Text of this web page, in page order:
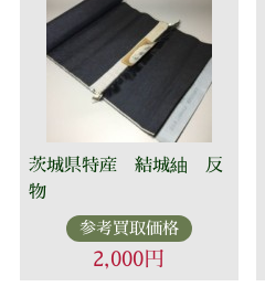
茨城県特産 結城紬 反
物
参考買取価格
2,000円